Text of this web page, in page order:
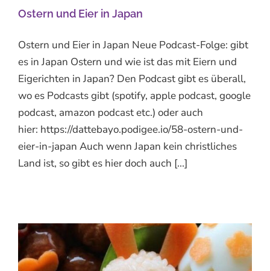
Ostern und Eier in Japan
Ostern und Eier in Japan Neue Podcast-Folge: gibt
es in Japan Ostern und wie ist das mit Eiern und
Eigerichten in Japan? Den Podcast gibt es überall,
wo es Podcasts gibt (spotify, apple podcast, google
podcast, amazon podcast etc.) oder auch
hier: https://dattebayo.podigee.io/58-ostern-und-
eier-in-japan Auch wenn Japan kein christliches
Land ist, so gibt es hier doch auch [...]